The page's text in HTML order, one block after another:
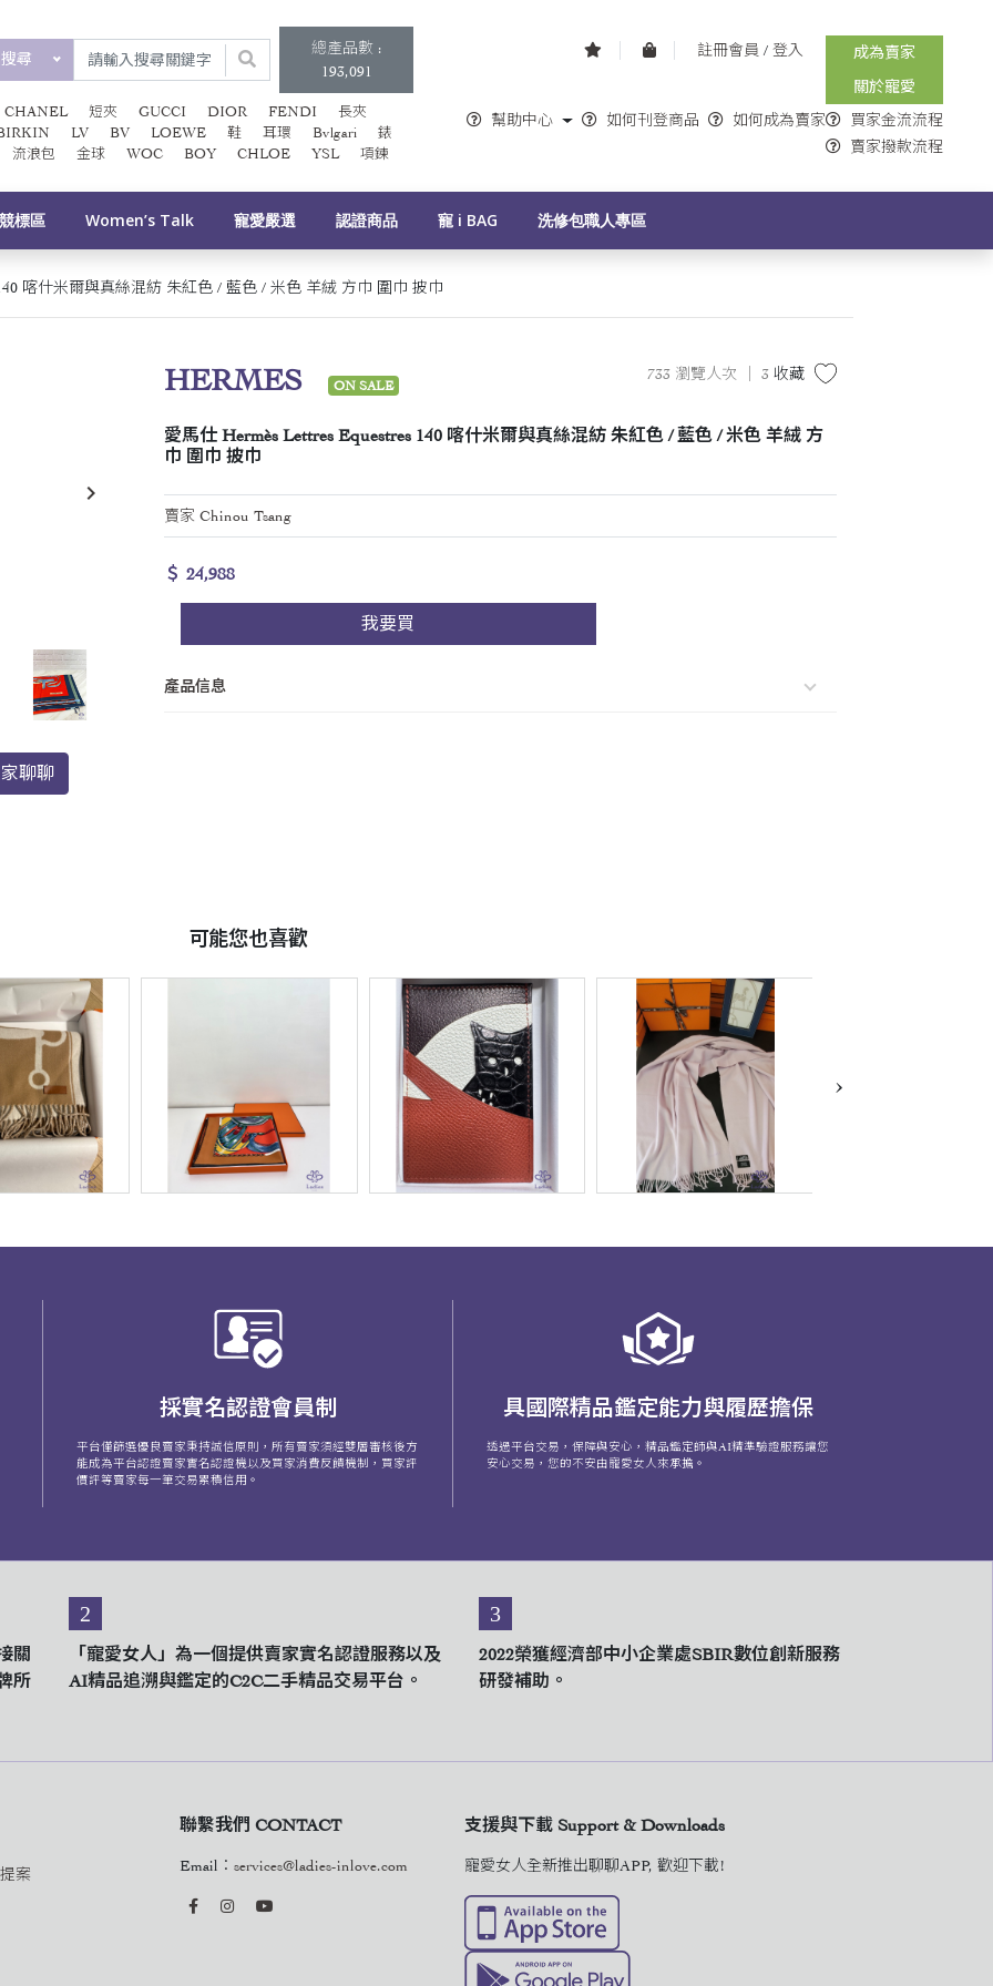
尋
總產品數 :
193,091
CHANEL 短夾 GUCCI DIOR FENDI
長夾
LV BV LOEWE 鞋 耳環 Bvlgari
錶
流浪包
金球 WOC BOY CHLOE YSL 項鍊
註冊會員 / 登入
成為賣家
關於寵愛
幫助中心
如何刊登商品 如何成為賣家
買家金流流程
賣家撥款流程
標區 Women’s Talk 寵愛嚴選 認證商品 寵 i BAG 洗修包職人專區
喀什米爾與真絲混紡 朱紅色 / 藍色 / 米色 羊絨 方巾 圍巾 披巾
keyboard_arrow_right
聊聊
HERMES ON SALE
733 瀏覽人次 ｜ 3 收藏
愛馬仕 Hermès Lettres Equestres 140 喀什米爾與真絲混紡 朱紅色 / 藍色 / 米色 羊絨 方
巾 圍巾 披巾
賣家 Chinou Tsang
＄ 24,988
我要買
產品信息
可能您也喜歡
›
採實名認證會員制
平台僅篩選優良賣家秉持誠信原則，所有賣家須經雙層審核後方
能成為平台認證賣家實名認證機以及買家消費反饋機制，買家評
價評等賣家每一筆交易累積信用。
具國際精品鑑定能力與履歷擔保
透過平台交易，保障與安心，精品鑑定師與AI精準驗證服務讓您
安心交易，您的不安由寵愛女人來承擔。
關
所
2
「寵愛女人」為一個提供賣家實名認證服務以及
AI精品追溯與鑑定的C2C二手精品交易平台。
3
2022榮獲經濟部中小企業處SBIR數位創新服務
研發補助。
案
聯繫我們 CONTACT
Email： services@ladies-inlove.com
支援與下載 Support & Downloads
寵愛女人全新推出聊聊APP, 歡迎下載!